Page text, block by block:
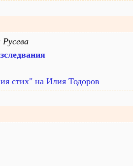
стих" на Илия Тодоров